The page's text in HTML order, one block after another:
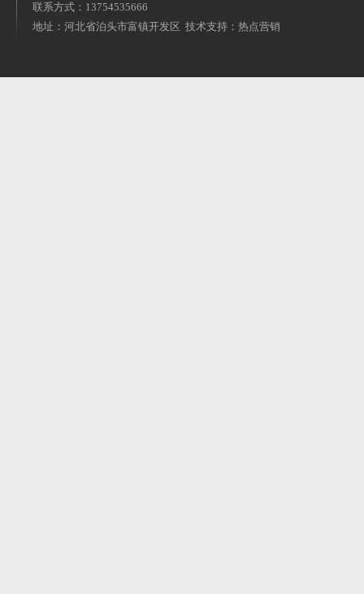
联系方式：13754535666
地址：河北省泊头市富镇开发区 技术支持：热点营销